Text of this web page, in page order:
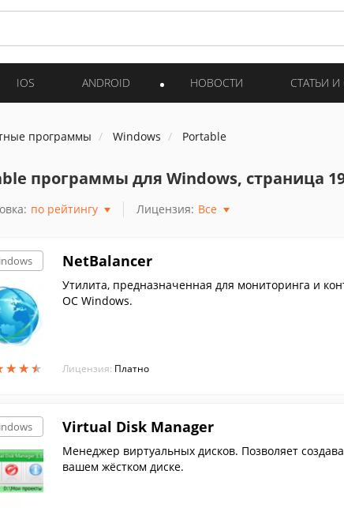
IOS ANDROID НОВОСТИ СТАТЬИ
программы Windows Portable
программы для Windows, страница
по рейтингу Лицензия: Все
★★★
★★★
NetBalancer
Утилита, предназначенная для мониторинга и
ОС Windows.
Лицензия: Платно
Virtual Disk Manager
Менеджер виртуальных дисков. Позволяет
вашем жёстком диске.